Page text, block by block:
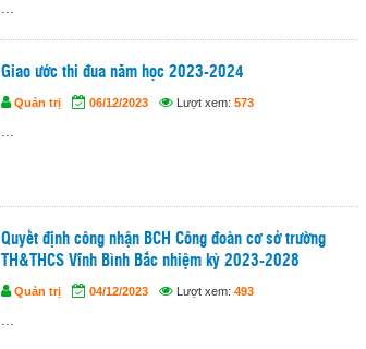
Giao ước thi đua năm học 2023-2024
Quản trị 06/12/2023 Lượt xem: 573
Quyết định công nhận BCH Công đoàn cơ sở trường
TH&THCS Vĩnh Bình Bắc nhiệm kỳ 2023-2028
Quản trị 04/12/2023 Lượt xem: 493
...